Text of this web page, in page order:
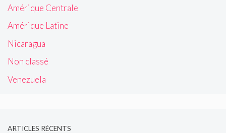
Amérique Centrale
Amérique Latine
Nicaragua
Non classé
Venezuela
ARTICLES RÉCENTS